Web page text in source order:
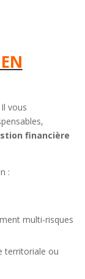
vous
financière
:
multi-risques
territoriale ou